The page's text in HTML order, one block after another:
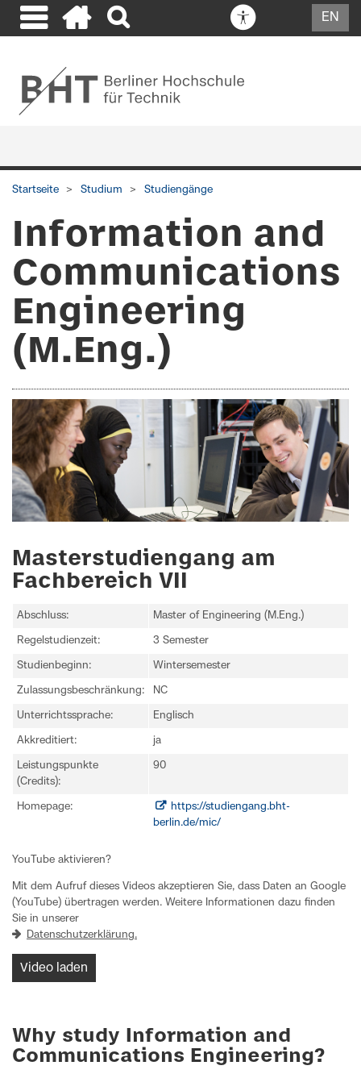
EN
Startseite Studium Studiengänge
Information and
Communications
Engineering
(M.Eng.)
Masterstudiengang am
Fachbereich VII
Abschluss: Master of Engineering (M.Eng.)
Regelstudienzeit: 3 Semester
Studienbeginn: Wintersemester
Zulassungsbeschränkung: NC
Unterrichtssprache: Englisch
Akkreditiert: ja
Leistungspunkte
(Credits):
90
Homepage:
https://studiengang.bht-
berlin.de/mic/
YouTube aktivieren?
Mit dem Aufruf dieses Videos akzeptieren Sie, dass Daten an Google
(YouTube) übertragen werden. Weitere Informationen dazu finden
Sie in unserer
Datenschutzerklärung.
Video laden
Why study Information and
Communications Engineering?